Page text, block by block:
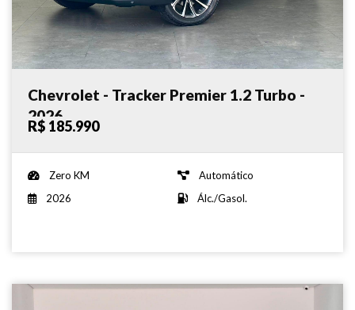
Chevrolet - Tracker Premier 1.2 Turbo -
2026
R$ 185.990
Zero KM
Automático
2026
Álc./Gasol.